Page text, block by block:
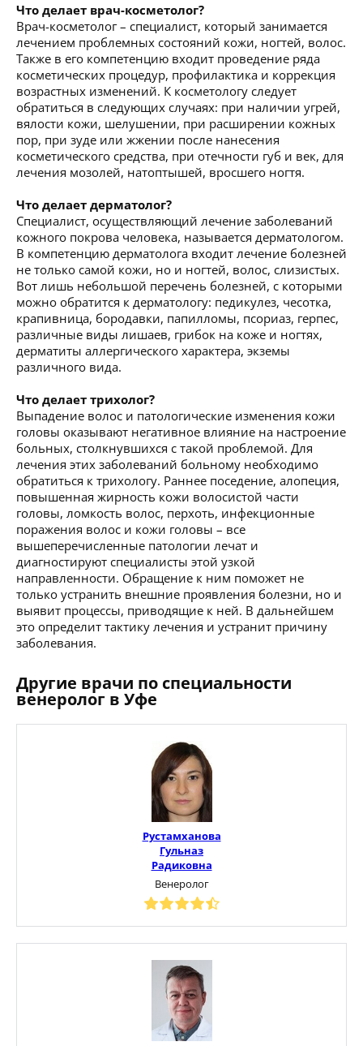
Что делает врач-косметолог?
Врач-косметолог – специалист, который занимается
лечением проблемных состояний кожи, ногтей, волос.
Также в его компетенцию входит проведение ряда
косметических процедур, профилактика и коррекция
возрастных изменений. К косметологу следует
обратиться в следующих случаях: при наличии угрей,
вялости кожи, шелушении, при расширении кожных
пор, при зуде или жжении после нанесения
косметического средства, при отечности губ и век, для
лечения мозолей, натоптышей, вросшего ногтя.
Что делает дерматолог?
Специалист, осуществляющий лечение заболеваний
кожного покрова человека, называется дерматологом.
В компетенцию дерматолога входит лечение болезней
не только самой кожи, но и ногтей, волос, слизистых.
Вот лишь небольшой перечень болезней, с которыми
можно обратится к дерматологу: педикулез, чесотка,
крапивница, бородавки, папилломы, псориаз, герпес,
различные виды лишаев, грибок на коже и ногтях,
дерматиты аллергического характера, экземы
различного вида.
Что делает трихолог?
Выпадение волос и патологические изменения кожи
головы оказывают негативное влияние на настроение
больных, столкнувшихся с такой проблемой. Для
лечения этих заболеваний больному необходимо
обратиться к трихологу. Раннее поседение, алопеция,
повышенная жирность кожи волосистой части
головы, ломкость волос, перхоть, инфекционные
поражения волос и кожи головы – все
вышеперечисленные патологии лечат и
диагностируют специалисты этой узкой
направленности. Обращение к ним поможет не
только устранить внешние проявления болезни, но и
выявит процессы, приводящие к ней. В дальнейшем
это определит тактику лечения и устранит причину
заболевания.
Другие врачи по специальности
венеролог в Уфе
Рустамханова
Гульназ
Радиковна
Венеролог